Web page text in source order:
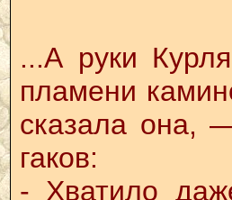
...А руки
пламени
сказала она,
гаков:
- Хватило